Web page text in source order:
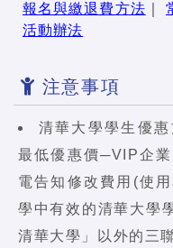
報名與繳退費方法
活動辦法
注意事項
清華大學學生優
最低優惠價─VIP企
電告知修改費用(使
學中有效的清華大學
清華大學」以外的三